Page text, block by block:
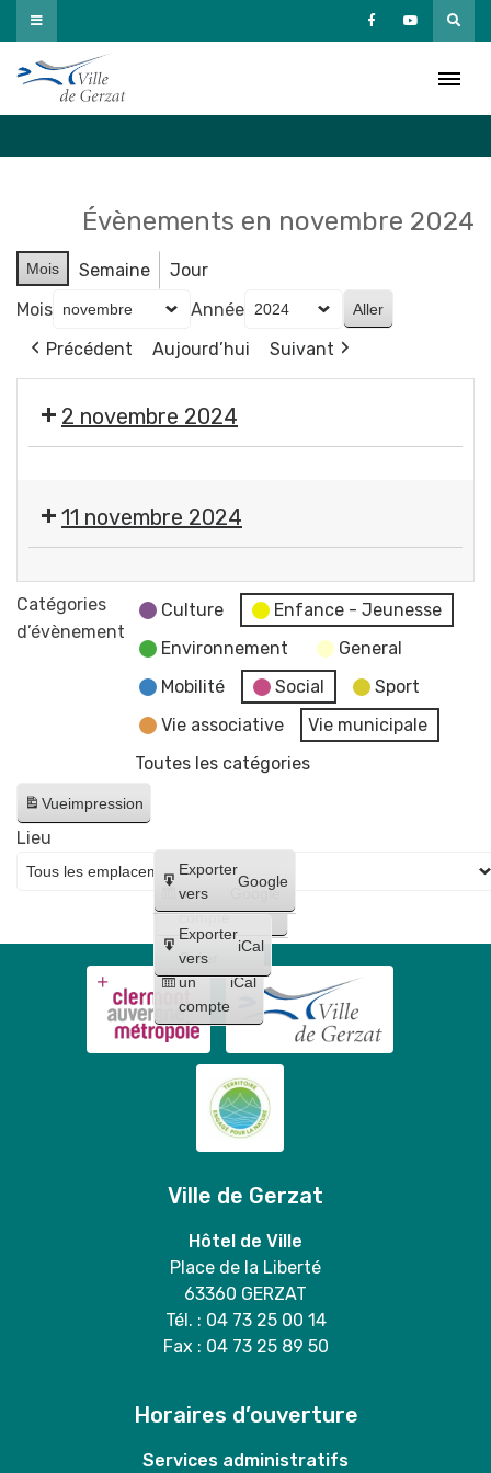
Passer
au
contenu
Évènements en novembre 2024
Mois Semaine
Jour
Mois
Année
Précédent
Aujourd’hui Suivant
2 novembre 2024
par
le
Comité
des
Fêtes
11 novembre 2024
commémorative
de
🇫🇷
Catégories
d’évènement
Culture
Enfance - Jeunesse
Environnement
General
Mobilité
Social
Sport
Vie associative
Vie municipale
Toutes les catégories
Vueimpression
Créer
un
compte
Google
Créer
un
compte
iCal
Exporter
vers
Google
Exporter
vers
iCal
Lieu
Ville de Gerzat
Hôtel de Ville
Place de la Liberté
63360 GERZAT
Tél. : 04 73 25 00 14
Fax : 04 73 25 89 50
Horaires d’ouverture
Services administratifs